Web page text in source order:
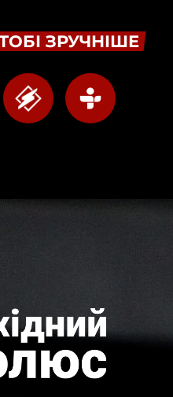
ЗРУЧНІШЕ